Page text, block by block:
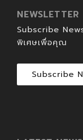
NEWSLETTER
Subscribe
พิเศษเพื่อคุณ
Subscribe